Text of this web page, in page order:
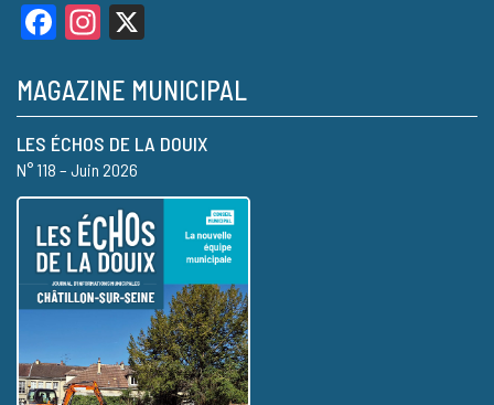
FacebookInstagram
MAGAZINE MUNICIPAL
LES ÉCHOS DE LA DOUIX
N° 118 – Juin 2026